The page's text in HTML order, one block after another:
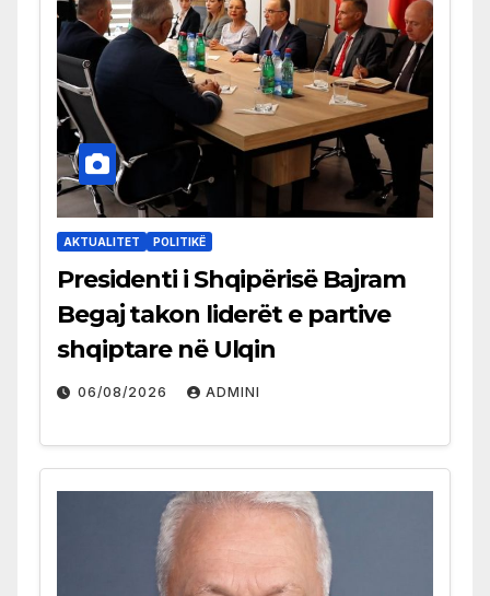
AKTUALITET POLITIKË
Presidenti i Shqipërisë Bajram
Begaj takon liderët e partive
shqiptare në Ulqin
06/08/2026 ADMINI